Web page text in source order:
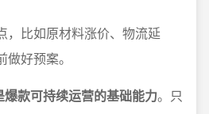
，比如原材料涨价、物流延
好预案。
款可持续运营的基础能力。只